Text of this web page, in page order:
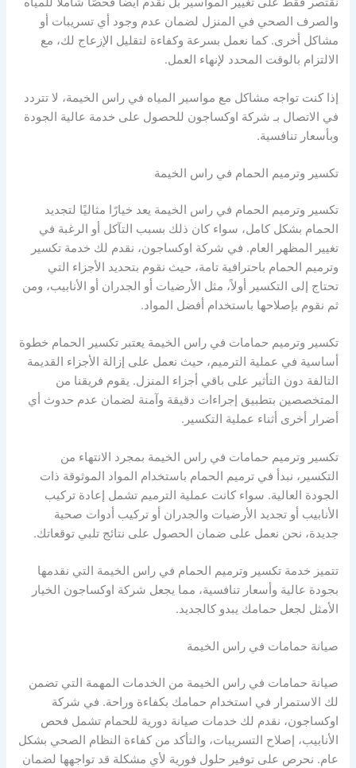
والصرف الصحي في المنزل لضمان عدم وجود أي تسريبات أو
مشاكل أخرى. كما نعمل بسرعة وكفاءة لتقليل الإزعاج لك، مع
الالتزام بالوقت المحدد لإنهاء العمل.
إذا كنت تواجه مشاكل مع مواسير المياه في راس الخيمة، لا تتردد
في الاتصال بـ شركة اوكساجون للحصول على خدمة عالية الجودة
وبأسعار تنافسية.
تكسير وترميم الحمام في راس الخيمة
تكسير وترميم الحمام في راس الخيمة يعد خيارًا مثاليًا لتجديد
الحمام بشكل كامل، سواء كان ذلك بسبب التآكل أو الرغبة في
تغيير المظهر العام. في شركة اوكساجون، نقدم لك خدمة تكسير
وترميم الحمام باحترافية تامة، حيث نقوم بتحديد الأجزاء التي
تحتاج إلى التكسير أولاً، مثل الأرضيات أو الجدران أو الأنابيب، ومن
ثم نقوم بإصلاحها باستخدام أفضل المواد.
تكسير وترميم حمامات في راس الخيمة يعتبر تكسير الحمام خطوة
أساسية في عملية الترميم، حيث نعمل على إزالة الأجزاء القديمة
التالفة دون التأثير على باقي أجزاء المنزل. يقوم فريقنا من
المتخصصين بتطبيق إجراءات دقيقة وآمنة لضمان عدم حدوث أي
أضرار أخرى أثناء عملية التكسير.
تكسير وترميم حمامات في راس الخيمة بمجرد الانتهاء من
التكسير، نبدأ في ترميم الحمام باستخدام المواد الموثوقة ذات
الجودة العالية. سواء كانت عملية الترميم تشمل إعادة تركيب
الأنابيب أو تجديد الأرضيات والجدران أو تركيب أدوات صحية
جديدة، نحن نعمل على ضمان الحصول على نتائج تلبي توقعاتك.
تتميز خدمة تكسير وترميم الحمام في راس الخيمة التي نقدمها
بجودة عالية وأسعار تنافسية، مما يجعل شركة اوكساجون الخيار
الأمثل لجعل حمامك يبدو كالجديد.
صيانة حمامات في راس الخيمة
صيانة حمامات في راس الخيمة من الخدمات المهمة التي تضمن
لك الاستمرار في استخدام حمامك بكفاءة وراحة. في شركة
اوكساجون، نقدم لك خدمات صيانة دورية للحمام تشمل فحص
الأنابيب، إصلاح التسريبات، والتأكد من كفاءة النظام الصحي بشكل
عام. نحرص على توفير حلول فورية لأي مشكلة قد تواجهها لضمان